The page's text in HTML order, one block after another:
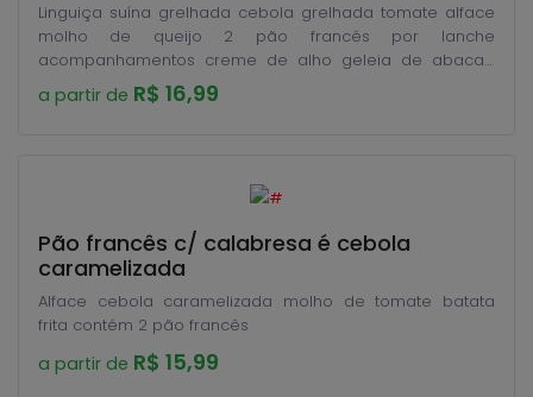
Linguiça suína grelhada cebola grelhada tomate alface
molho de queijo 2 pão francês por lanche
acompanhamentos creme de alho geleia de abacaxi
batata frita
a partir de R$ 16,99
Pão francês c/ calabresa é cebola
caramelizada
Alface cebola caramelizada molho de tomate batata
frita contém 2 pão francês
a partir de R$ 15,99